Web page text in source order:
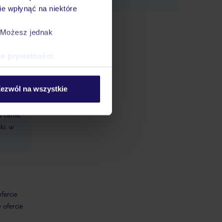
wpłynąć na niektóre
jednak
prywatności
na wszystkie
w
od 1
cenie,
w
ofercie